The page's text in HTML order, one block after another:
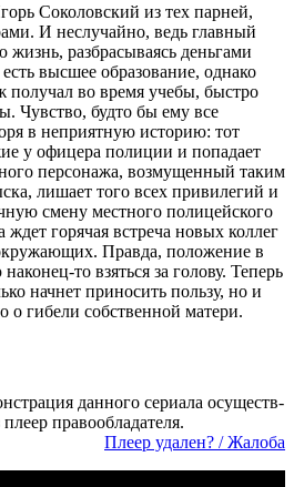
Соколовский из тех парней,
И неслучайно, ведь главный
разбрасываясь деньгами
высшее образование, однако
получал во время учебы, быстро
Чувство, будто бы ему все
в неприятную историю: тот
у офицера полиции и попадает
персонажа, возмущенный таким
лишает того всех привилегий и
смену местного полицейского
горячая встреча новых коллег
Правда, положение в
то взяться за голову. Теперь
начнет приносить пользу, но и
о гибели собственной матери.
дан­но­го се­риа­ла осу­ще­ст­в­
пле­ер пра­во­об­ла­да­те­ля.
Пле­ер уда­лен? / Жа­ло­ба